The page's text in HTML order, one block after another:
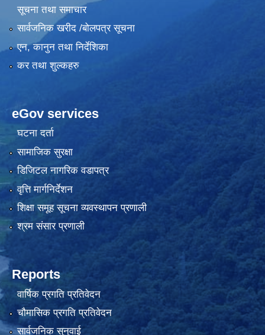
सूचना तथा समाचार
सार्वजनिक खरीद /बोलपत्र सूचना
एन, कानुन तथा निर्देशिका
कर तथा शुल्कहरु
eGov services
घटना दर्ता
सामाजिक सुरक्षा
डिजिटल नागरिक वडापत्र
वृत्ति मार्गनिर्देशन
शिक्षा समूह सूचना व्यवस्थापन प्रणाली
श्रम संसार प्रणाली
Reports
वार्षिक प्रगति प्रतिवेदन
चौमासिक प्रगति प्रतिवेदन
सार्वजनिक सुनुवाई